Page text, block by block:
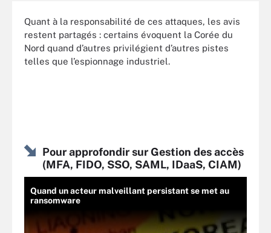
Quant à la responsabilité de ces attaques, les avis
restent partagés : certains évoquent la Corée du
Nord quand d’autres privilégient d’autres pistes
telles que l’espionnage industriel.
Pour approfondir sur Gestion des accès
(MFA, FIDO, SSO, SAML, IDaaS, CIAM)
Quand un acteur malveillant persistant se met au
ransomware